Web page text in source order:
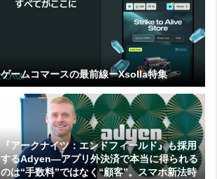
ゲームコマースの最前線ーXsolla特集
『アークナイツ：エンドフィールド』も採用
するAdyen―アプリ外決済で本当に得られる
のは“手数料”ではなく“顧客”。スマホ新法時